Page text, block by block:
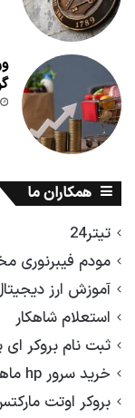
همکاران ما
تیتر24
مودم فیبرنوری
آموزش ارز
استعلام شاهکار
ثبت نام بروکر ای
خرید سرور hp ماهان
بروکر اوتت